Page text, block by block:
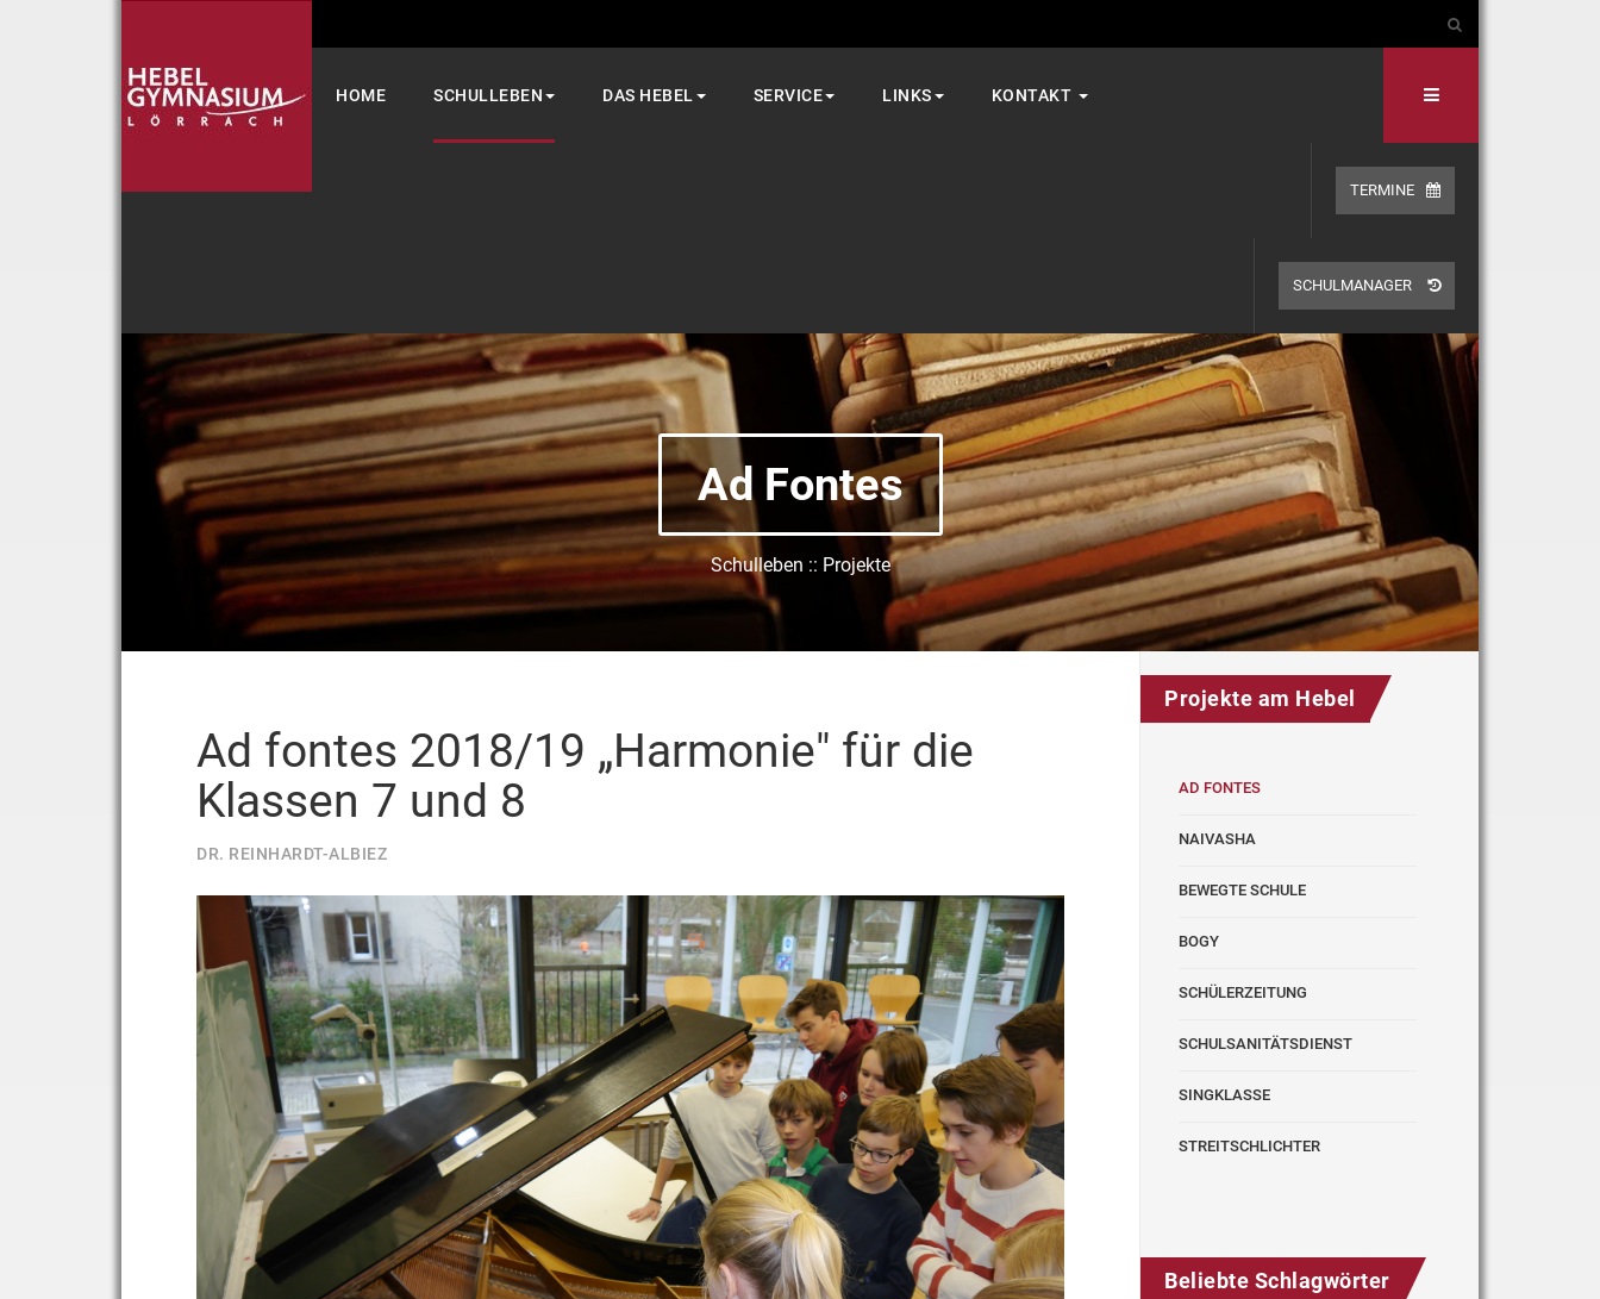
HOME SCHULLEBEN DAS HEBEL SERVICE LINKS KONTAKT
TERMINE
SCHULMANAGER
Ad Fontes
Schulleben :: Projekte
Ad fontes 2018/19 „Harmonie" für die
Klassen 7 und 8
DR. REINHARDT-ALBIEZ
Projekte am Hebel
AD FONTES
NAIVASHA
BEWEGTE SCHULE
BOGY
SCHÜLERZEITUNG
SCHULSANITÄTSDIENST
SINGKLASSE
STREITSCHLICHTER
Beliebte Schlagwörter